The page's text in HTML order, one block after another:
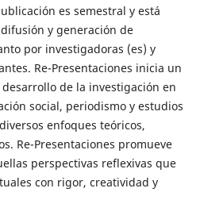
es semestral y está
y generación de
por investigadoras (es) y
Re-Presentaciones inicia un
de la investigación en
social, periodismo y estudios
enfoques teóricos,
Re-Presentaciones promueve
perspectivas reflexivas que
con rigor, creatividad y